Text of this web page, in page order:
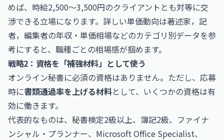
めば、時給2,500〜3,500円のクライアントとも対等に交
渉できる立場になります。詳しい単価動向は著述家，記
者，編集者の年収・単価相場などのカテゴリ別データを参
考にすると、職種ごとの相場感が掴めます。
戦略2：資格を「補強材料」として使う
オンライン秘書に必須の資格はありません。ただし、応募
時に書類通過率を上げる材料として、いくつかの資格は有
効に働きます。
代表的なものは、秘書検定2級以上、簿記2級、ファイナ
ンシャル・プランナー、Microsoft Office Specialist、